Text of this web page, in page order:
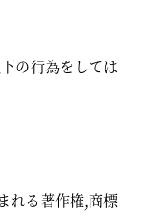
の行為をしては
れる著作権,商標